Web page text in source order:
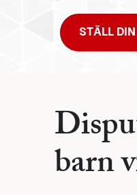
STÄLL
barn